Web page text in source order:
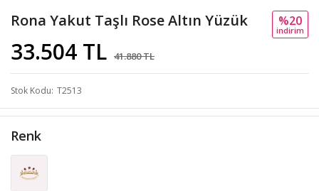
Rona Yakut Taşlı Rose Altın Yüzük
33.504 TL 41.880 TL
%20
i̇ndi̇ri̇m
Stok Kodu T2513
Renk